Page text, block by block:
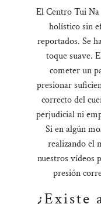
El Centro Tui
holístico sin
reportados. Se
toque suave.
cometer un
presionar
correcto del
perjudicial ni
Si en algún
realizando el
nuestros vídeos
presión
¿Existe